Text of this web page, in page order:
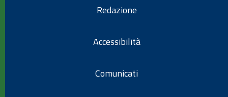
Redazione
Accessibilità
Comunicati